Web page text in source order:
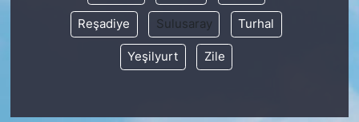
Reşadiye Sulusaray Turhal
Yeşilyurt Zile